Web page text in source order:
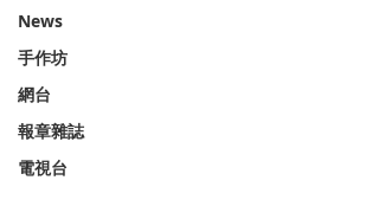
News
手作坊
網台
報章雜誌
電視台